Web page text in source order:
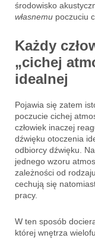
środowisko
własnemu poczuciu
Każdy
„cichej
idealnej
Pojawia się zatem
poczucie cichej
człowiek inaczej
dźwięku otoczenia
odbiorcy dźwięku.
jednego wzoru
zależności od
cechują się
pracy.
W ten sposób
której wnętrza